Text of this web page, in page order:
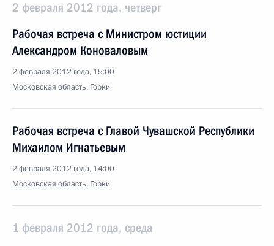
2 февраля 2012 года, четверг
Рабочая встреча с Министром юстиции
Александром Коноваловым
2 февраля 2012 года, 15:00
Московская область, Горки
Рабочая встреча с Главой Чувашской Республики
Михаилом Игнатьевым
2 февраля 2012 года, 14:00
Московская область, Горки
1 февраля 2012 года, среда